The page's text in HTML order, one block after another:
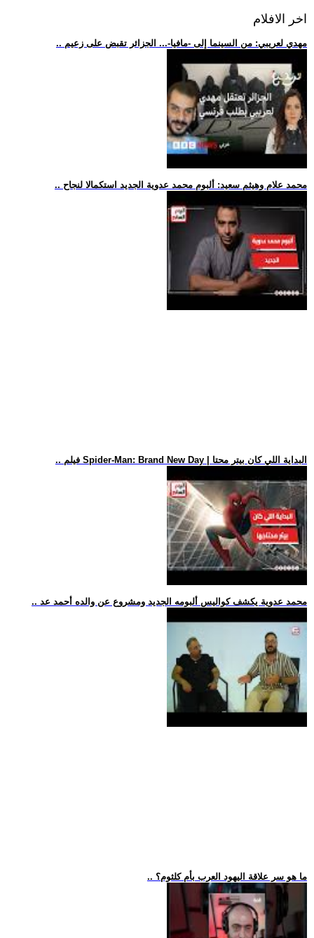
اخر الافلام
.. مهدي لعريبي: من السينما إلى -مافيا-... الجزائر تقبض على زعيم
.. محمد علام وهيثم سعيد: ألبوم محمد عدوية الجديد استكمالا لنجاح
.. فيلم Spider-Man: Brand New Day | البداية اللي كان بيتر محتا
.. محمد عدوية يكشف كواليس ألبومه الجديد ومشروع عن والده أحمد عد
.. ما هو سر علاقة اليهود العرب بأم كلثوم؟